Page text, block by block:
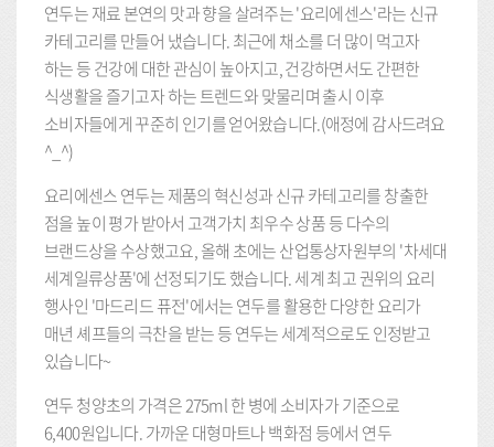
연두는 재료 본연의 맛과 향을 살려주는 '요리에센스'라는 신규
카테고리를 만들어 냈습니다. 최근에 채소를 더 많이 먹고자
하는 등 건강에 대한 관심이 높아지고, 건강하면서도 간편한
식생활을 즐기고자 하는 트렌드와 맞물리며 출시 이후
소비자들에게 꾸준히 인기를 얻어왔습니다.(애정에 감사드려요
^_^)
요리에센스 연두는 제품의 혁신성과 신규 카테고리를 창출한
점을 높이 평가 받아서 고객가치 최우수 상품 등 다수의
브랜드상을 수상했고요, 올해 초에는 산업통상자원부의 '차세대
세계일류상품'에 선정되기도 했습니다. 세계 최고 권위의 요리
행사인 '마드리드 퓨전'에서는 연두를 활용한 다양한 요리가
매년 셰프들의 극찬을 받는 등 연두는 세계적으로도 인정받고
있습니다~
연두 청양초의 가격은 275ml 한 병에 소비자가 기준으로
6,400원입니다. 가까운 대형마트나 백화점 등에서 연두